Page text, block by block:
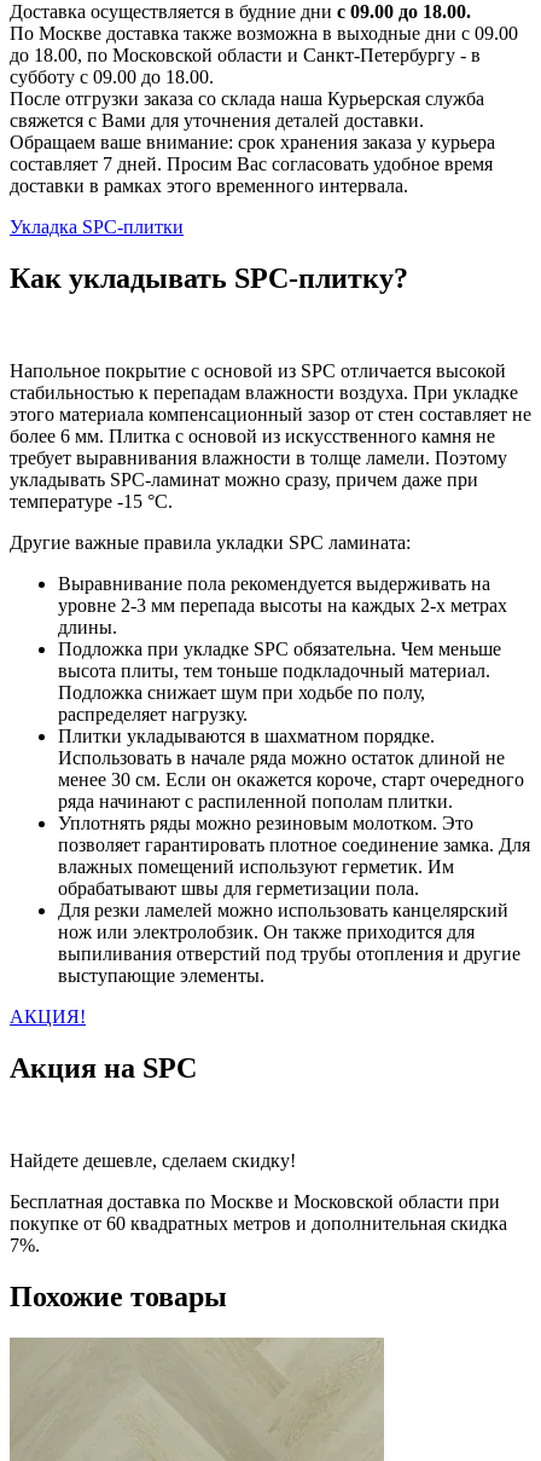
Доставка осуществляется в будние дни с 09.00 до 18.00.
По Москве доставка также возможна в выходные дни с 09.00
до 18.00, по Московской области и Санкт-Петербургу - в
субботу с 09.00 до 18.00.
После отгрузки заказа со склада наша Курьерская служба
свяжется с Вами для уточнения деталей доставки.
Обращаем ваше внимание: срок хранения заказа у курьера
составляет 7 дней. Просим Вас согласовать удобное время
доставки в рамках этого временного интервала.
Укладка SPC-плитки
Как укладывать SPC-плитку?
Напольное покрытие с основой из SPC отличается высокой
стабильностью к перепадам влажности воздуха. При укладке
этого материала компенсационный зазор от стен составляет не
более 6 мм. Плитка с основой из искусственного камня не
требует выравнивания влажности в толще ламели. Поэтому
укладывать SPC-ламинат можно сразу, причем даже при
температуре -15 °C.
Другие важные правила укладки SPC ламината:
Выравнивание пола рекомендуется выдерживать на
уровне 2-3 мм перепада высоты на каждых 2-х метрах
длины.
Подложка при укладке SPC обязательна. Чем меньше
высота плиты, тем тоньше подкладочный материал.
Подложка снижает шум при ходьбе по полу,
распределяет нагрузку.
Плитки укладываются в шахматном порядке.
Использовать в начале ряда можно остаток длиной не
менее 30 см. Если он окажется короче, старт очередного
ряда начинают с распиленной пополам плитки.
Уплотнять ряды можно резиновым молотком. Это
позволяет гарантировать плотное соединение замка. Для
влажных помещений используют герметик. Им
обрабатывают швы для герметизации пола.
Для резки ламелей можно использовать канцелярский
нож или электролобзик. Он также приходится для
выпиливания отверстий под трубы отопления и другие
выступающие элементы.
АКЦИЯ!
Акция на SPC
Найдете дешевле, сделаем скидку!
Бесплатная доставка по Москве и Московской области при
покупке от 60 квадратных метров и дополнительная скидка
7%.
Похожие товары